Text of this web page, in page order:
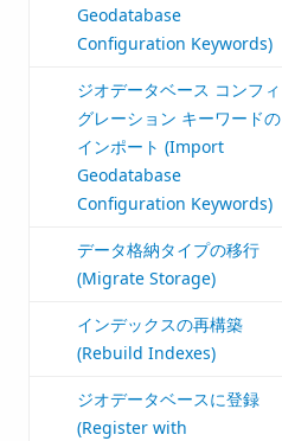
Geodatabase
Configuration Keywords)
ジオデータベース コンフィ
グレーション キーワードの
インポート (Import
Geodatabase
Configuration Keywords)
データ格納タイプの移行
(Migrate Storage)
インデックスの再構築
(Rebuild Indexes)
ジオデータベースに登録
(Register with